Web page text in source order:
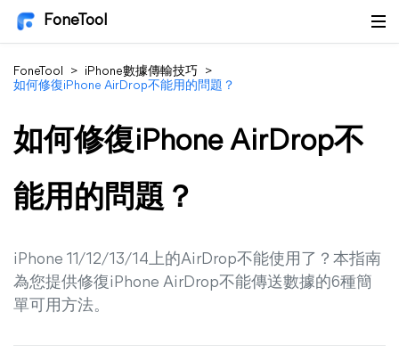
FoneTool
FoneTool > iPhone數據傳輸技巧
>
如何修復iPhone AirDrop不能用的問題？
如何修復iPhone AirDrop不
能用的問題？
iPhone 11/12/13/14上的AirDrop不能使用了？本指南
為您提供修復iPhone AirDrop不能傳送數據的6種簡
單可用方法。